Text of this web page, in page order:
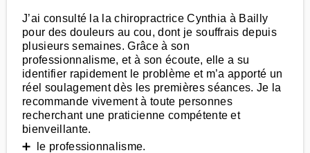
J’ai consulté la la chiropractrice Cynthia à Bailly
pour des douleurs au cou, dont je souffrais depuis
plusieurs semaines. Grâce à son
professionnalisme, et à son écoute, elle a su
identifier rapidement le problème et m’a apporté un
réel soulagement dès les premières séances. Je la
recommande vivement à toute personnes
recherchant une praticienne compétente et
bienveillante.
➕ le professionnalisme.